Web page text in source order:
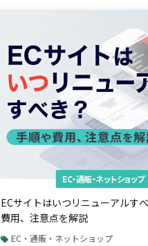
EC・通販・ネットショップ
ECサイトはいつリニューアルす
費用、注意点を解説
EC・通販・ネットショップ